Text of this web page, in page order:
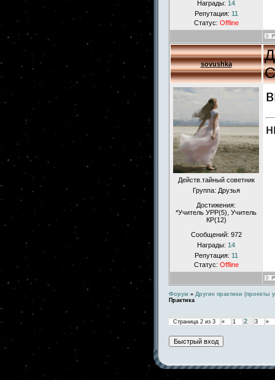
Награды: 14
Репутация: 11
Статус: Offline
sovushka
Действ.тайный советник
Группа: Друзья
Достижения:
*Учитель УРР(5), Учитель
КР(12)
Сообщений: 972
Награды: 14
Репутация: 11
Статус: Offline
Форум » Другие практики (проекты
Практика
Страница 2 из 3 « 1 2 3 »